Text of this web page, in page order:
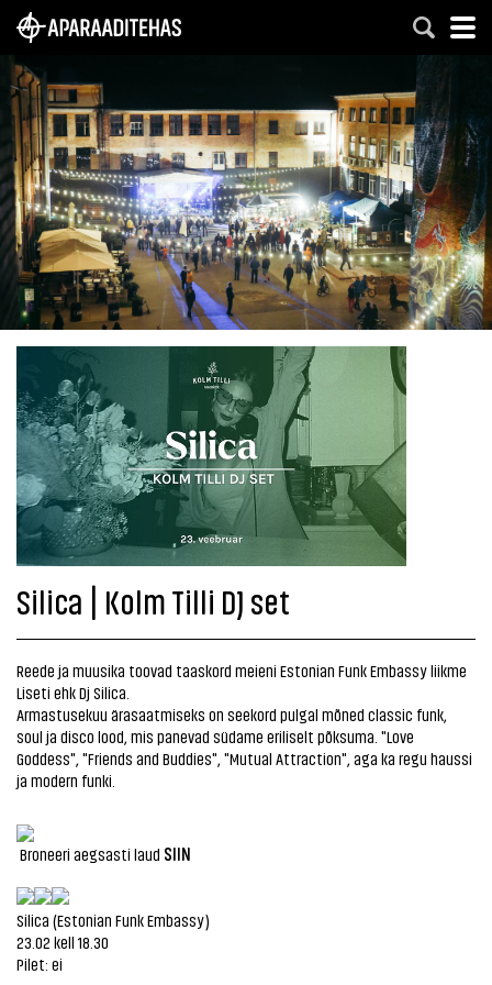
Silica | Kolm Tilli DJ set
Reede ja muusika toovad taaskord meieni Estonian Funk Embassy liikme
Liseti ehk Dj Silica.
Armastusekuu ärasaatmiseks on seekord pulgal mõned classic funk,
soul ja disco lood, mis panevad südame eriliselt põksuma. "Love
Goddess", "Friends and Buddies", "Mutual Attraction", aga ka regu haussi
ja modern funki.
Broneeri aegsasti laud SIIN
Silica (Estonian Funk Embassy)
23.02 kell 18.30
Pilet: ei